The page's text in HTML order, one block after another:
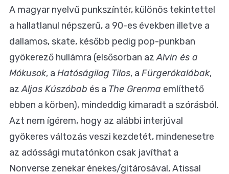
A magyar nyelvű punkszíntér, különös tekintettel
a hallatlanul népszerű, a 90-es években illetve a
dallamos, skate, később pedig pop-punkban
gyökerező hullámra (elsősorban azAlvin és a
Mókusok, a Hatóságilag Tilos, a Fürgerókalábak,
azAljas Kúszóbab és a The Grenma említhető
ebben a körben), mindeddig kimaradt a szórásból.
Azt nem ígérem, hogy az alábbi interjúval
gyökeres változás veszi kezdetét, mindenesetre
az adóssági mutatónkon csak javíthat a
Nonverse zenekar énekes/gitárosával, Atissal